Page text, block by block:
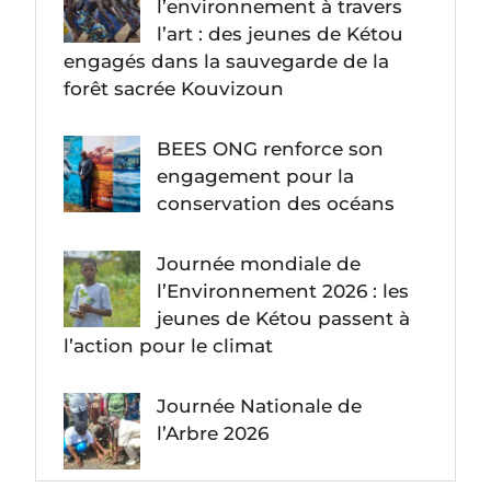
l’environnement à travers
l’art : des jeunes de Kétou
engagés dans la sauvegarde de la
forêt sacrée Kouvizoun
BEES ONG renforce son
engagement pour la
conservation des océans
Journée mondiale de
l’Environnement 2026 : les
jeunes de Kétou passent à
l’action pour le climat
Journée Nationale de
l’Arbre 2026